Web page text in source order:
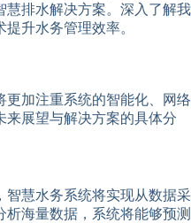
慧排水解决方案。深入了解我
升水务管理效率。
更加注重系统的智能化、网络
来展望与解决方案的具体分
智慧水务系统将实现从数据采
海量数据，系统将能够预测